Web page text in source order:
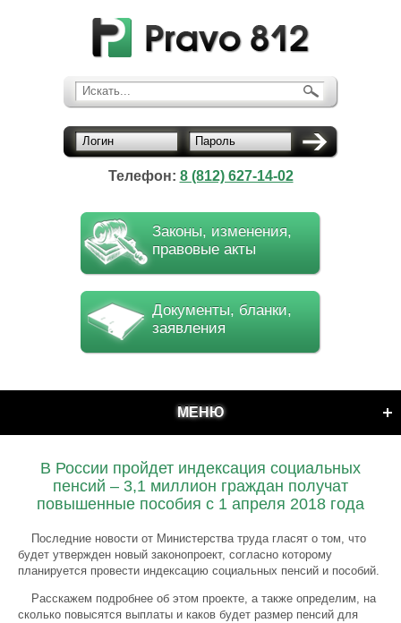
Искать...
Логин Пароль
Телефон: 8 (812) 627-14-02
Законы, изменения,
правовые акты
Документы, бланки,
заявления
МЕНЮ
В России пройдет индексация социальных
пенсий – 3,1 миллион граждан получат
повышенные пособия с 1 апреля 2018 года
Последние новости от Министерства труда гласят о том, что
будет утвержден новый законопроект, согласно которому
планируется провести индексацию социальных пенсий и пособий.
Расскажем подробнее об этом проекте, а также определим, на
сколько повысятся выплаты и каков будет размер пенсий для